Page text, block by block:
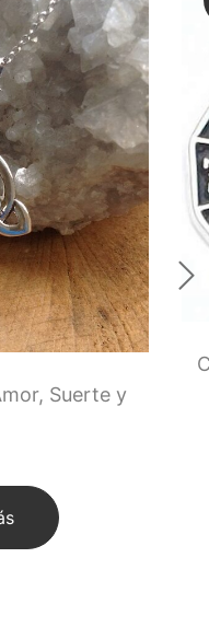
Suerte y